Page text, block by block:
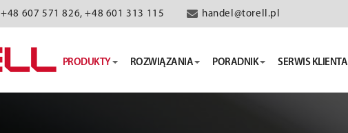
+48 607 571 826, +48 601 313 115 handel@torell.pl
PRODUKTY ROZWIĄZANIA PORADNIK SERWIS KLIENTA